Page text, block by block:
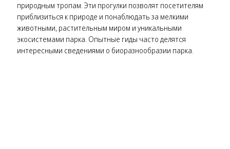
природным тропам. Эти прогулки позволят посетителям
приблизиться к природе и понаблюдать за мелкими
животными, растительным миром и уникальными
экосистемами парка. Опытные гиды часто делятся
интересными сведениями о биоразнообразии парка.